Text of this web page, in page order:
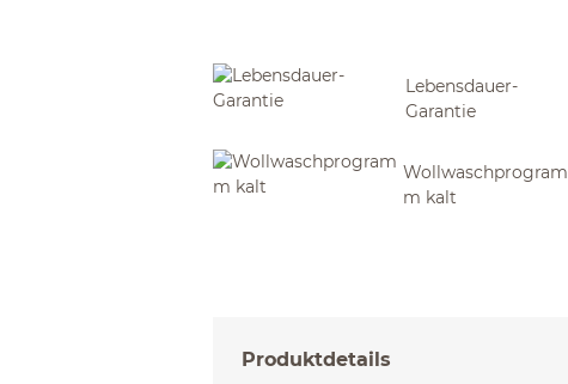
Lebensdauer-
Garantie
Wollwaschprogram
m kalt
Produktdetails